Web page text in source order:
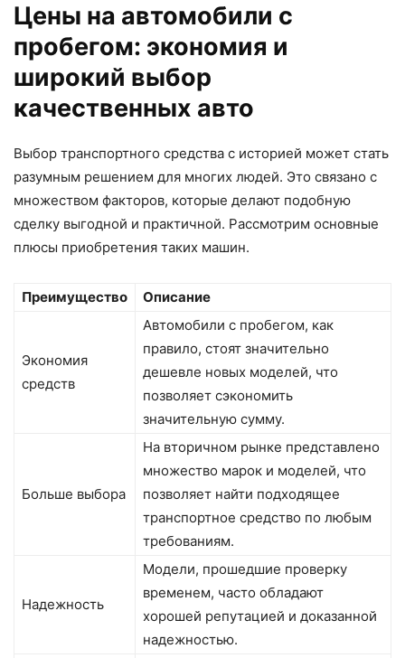
Цены на автомобили с
пробегом: экономия и
широкий выбор
качественных авто
Выбор транспортного средства с историей может стать
разумным решением для многих людей. Это связано с
множеством факторов, которые делают подобную
сделку выгодной и практичной. Рассмотрим основные
плюсы приобретения таких машин.
Преимущество Описание
Экономия
средств
Автомобили с пробегом, как
правило, стоят значительно
дешевле новых моделей, что
позволяет сэкономить
значительную сумму.
Больше выбора
На вторичном рынке представлено
множество марок и моделей, что
позволяет найти подходящее
транспортное средство по любым
требованиям.
Надежность
Модели, прошедшие проверку
временем, часто обладают
хорошей репутацией и доказанной
надежностью.